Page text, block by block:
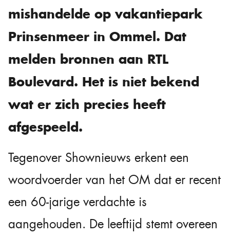
mishandelde op vakantiepark
Prinsenmeer in Ommel. Dat
melden bronnen aan RTL
Boulevard. Het is niet bekend
wat er zich precies heeft
afgespeeld.
Tegenover Shownieuws erkent een
woordvoerder van het OM dat er recent
een 60-jarige verdachte is
aangehouden. De leeftijd stemt overeen